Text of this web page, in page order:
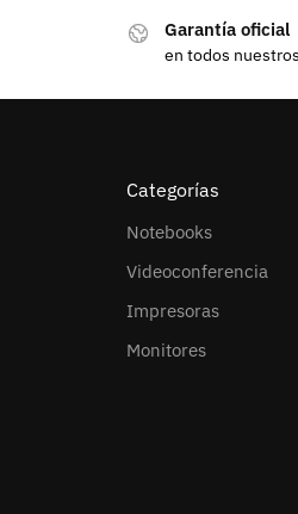
Garantía oficial
en todos
Categorías
Notebooks
Videoconferencia
Impresoras
Monitores